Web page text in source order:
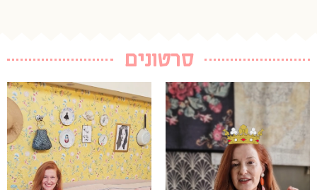
סרטונים